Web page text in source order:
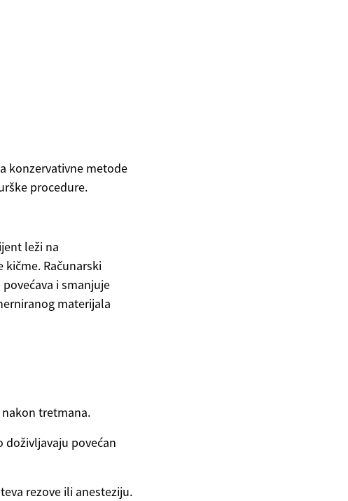
konzervativne metode
procedure.
leži na
Računarski
i smanjuje
materijala
tretmana.
doživljavaju povećan
rezove ili anesteziju.